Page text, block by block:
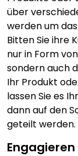
über
werden um
Bitten Sie ihre
nur in Form
sondern auch
Ihr Produkt
lassen Sie es
dann auf den
geteilt werden.